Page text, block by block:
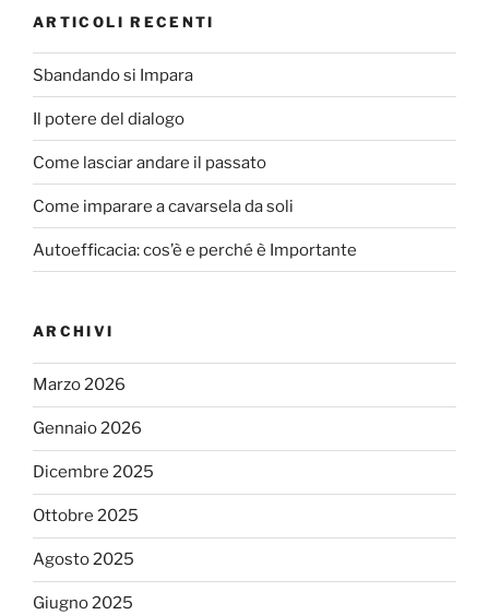
k
ARTICOLI RECENTI
Sbandando si Impara
Il potere del dialogo
Come lasciar andare il passato
Come imparare a cavarsela da soli
Autoefficacia: cos’è e perché è Importante
ARCHIVI
Marzo 2026
Gennaio 2026
Dicembre 2025
Ottobre 2025
Agosto 2025
Giugno 2025